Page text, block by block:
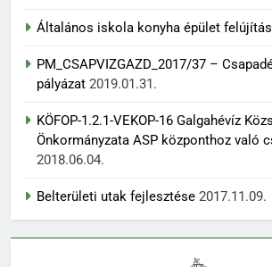
Általános iskola konyha épület
PM_CSAPVIZGAZD_2017/37 –
pályázat 2019.01.31.
KÖFOP-1.2.1-VEKOP-16 Galgahévíz
Önkormányzata ASP központhoz való
2018.06.04.
Belterületi utak fejlesztése 2017.11.09.